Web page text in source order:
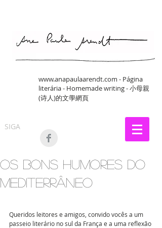
www.anapaulaarendt.com - Página
literária - Homemade writing - 小母親
(诗人)的文學網頁
SIGA
Os bons humores do
Mediterrâneo
Queridos leitores e amigos, convido vocês a um
passeio literário no sul da França e a uma reflexão